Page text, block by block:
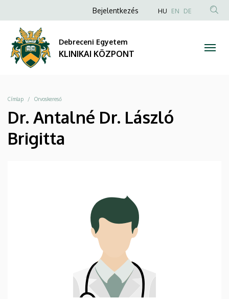
KLINIKAI
KÖZPONT
a
tartalomra
Anonim
fiók
menüje
Bejelentkezés HU EN DE
Debreceni Egyetem
KLINIKAI KÖZPONT
Morzsa
Címlap Orvoskereső
Dr. Antalné Dr. László
Brigitta